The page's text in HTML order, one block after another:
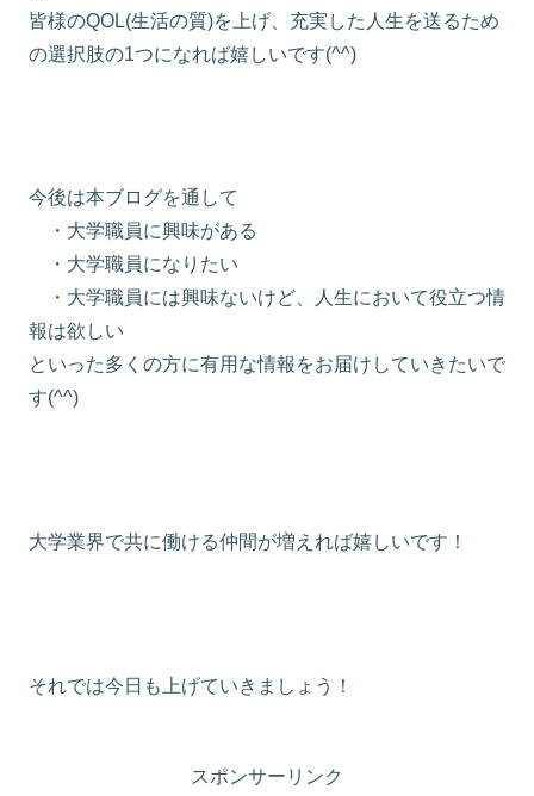
皆様のQOL(生活の質)を上げ、充実した人生を送るため
の選択肢の1つになれば嬉しいです(^^)
今後は本ブログを通して
・大学職員に興味がある
・大学職員になりたい
・大学職員には興味ないけど、人生において役立つ情
報は欲しい
といった多くの方に有用な情報をお届けしていきたいで
す(^^)
大学業界で共に働ける仲間が増えれば嬉しいです！
それでは今日も上げていきましょう！
スポンサーリンク